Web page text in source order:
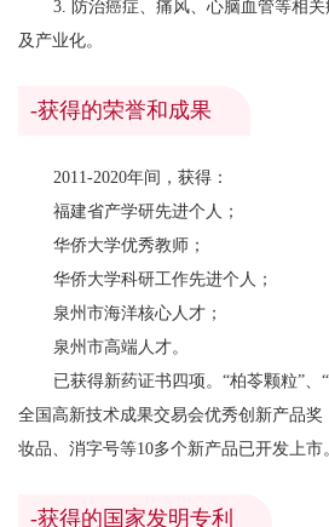
3. 防治癌症、痛风、心脑血管等相
及产业化。
-获得的荣誉和成果
2011-2020年间，获得：
福建省产学研先进个人；
华侨大学优秀教师；
华侨大学科研工作先进个人；
泉州市海洋核心人才；
泉州市高端人才。
已获得新药证书四项。“柏苓颗粒”
全国高新技术成果交易会优秀创新产品
妆品、消字号等10多个新产品已开发上市。
-获得的国家发明专利